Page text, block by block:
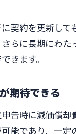
契約を更新して
らに長期にわた
きます。
期待できる
告時に減価償却
能であり、一定